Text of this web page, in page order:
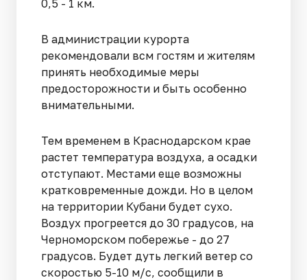
0,5 - 1 км.
В администрации курорта
рекомендовали всм гостям и жителям
принять необходимые меры
предосторожности и быть особенно
внимательными.
Тем временем в Краснодарском крае
растет температура воздуха, а осадки
отступают. Местами еще возможны
кратковременные дожди. Но в целом
на территории Кубани будет сухо.
Воздух прогреется до 30 градусов, на
Черноморском побережье - до 27
градусов. Будет дуть легкий ветер со
скоростью 5-10 м/с, сообщили в